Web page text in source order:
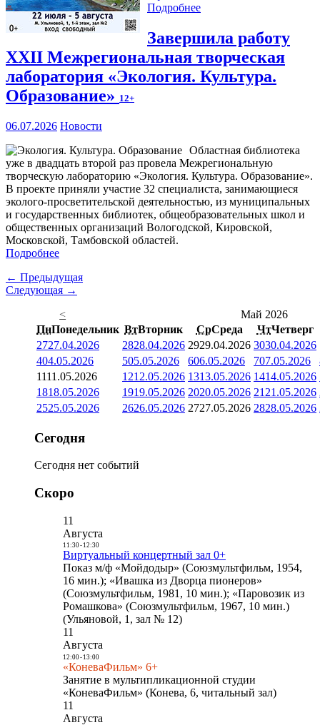
Подробнее
Завершила работу
XXII Межрегиональная творческая
лаборатория «Экология. Культура.
Образование» 12+
06.07.2026 Новости
Областная библиотека
уже в двадцать второй раз провела Межрегиональную
творческую лабораторию «Экология. Культура. Образование».
В проекте приняли участие 32 специалиста, занимающиеся
эколого-просветительской деятельностью, из муниципальных
и государственных библиотек, общеобразовательных школ и
общественных организаций Вологодской, Кировской,
Московской, Тамбовской областей.
Подробнее
← Предыдущая
Следующая →
<
Май 2026
ПнПонедельник ВтВторник СрСреда ЧтЧетверг
2727.04.2026 2828.04.2026 2929.04.2026 3030.04.2026
404.05.2026 505.05.2026 606.05.2026 707.05.2026
1111.05.2026 1212.05.2026 1313.05.2026 1414.05.2026
1818.05.2026 1919.05.2026 2020.05.2026 21 21.05.2026
2525.05.2026 2626.05.2026 2727.05.2026 2828.05.2026
Сегодня
Сегодня нет событий
Скоро
11
Августа
11:30- 12:30
Виртуальный концертный зал 0+
Показ м/ф «Мойдодыр» (Союзмультфильм, 1954,
16 мин.); «Ивашка из Дворца пионеров»
(Союзмультфильм, 1981, 10 мин.); «Паровозик из
Ромашкова» (Союзмультфильм, 1967, 10 мин.)
(Ульяновой, 1, зал № 12)
11
Августа
12:00- 13:00
«КоневаФильм» 6+
Занятие в мультипликационной студии
«КоневаФильм» (Конева, 6, читальный зал)
11
Августа